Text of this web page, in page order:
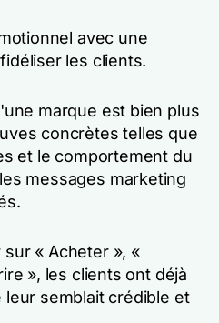
avec une
les clients.
marque est bien plus
concrètes telles que
et le comportement du
messages marketing
« Acheter », «
», les clients ont déjà
semblait crédible et